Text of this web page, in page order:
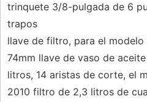
trinquete 3/8-pulgada de 6
trapos
llave de filtro, para el modelo
74mm llave de vaso de
litros, 14 aristas de corte, el
2010 filtro de 2,3 litros de